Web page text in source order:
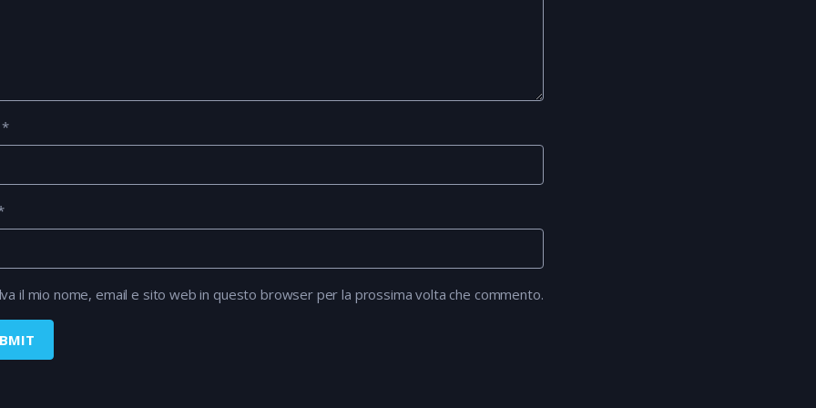
*
il mio nome, email e sito web in questo browser per la prossima volta che commento.